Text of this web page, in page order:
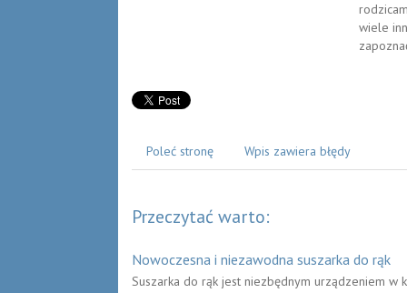
wiele
Poleć stronę Wpis zawiera błędy
Przeczytać warto:
Nowoczesna i niezawodna suszarka do rąk
Suszarka do rąk jest niezbędnym urządzeniem w